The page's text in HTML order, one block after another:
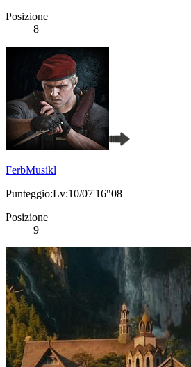
Posizione
8
FerbMusikl
Punteggio:Lv:10/07'16"08
Posizione
9